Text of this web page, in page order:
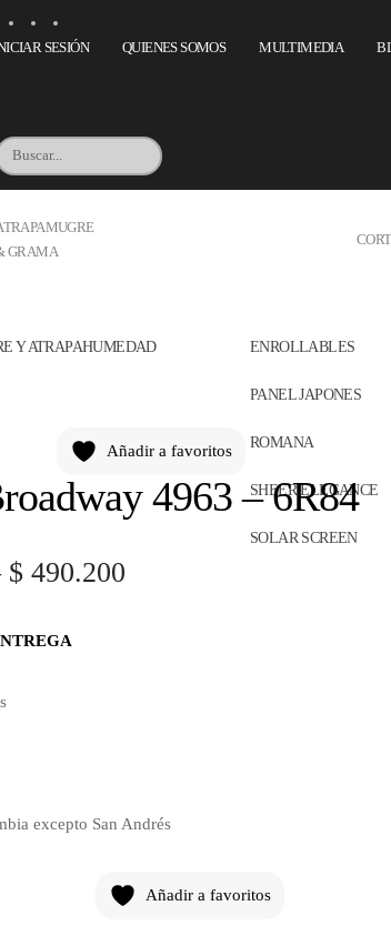
SESIÓN QUIENES SOMOS MULTIMEDIA
GRAMA
Y ATRAPAHUMEDAD ENROLLABLES
PANEL JAPONES
ROMANA
SHEER ELEGANCE
SOLAR SCREEN
Añadir a favoritos
4963 – 6R84
$ 490.200
excepto San Andrés
Añadir a favoritos